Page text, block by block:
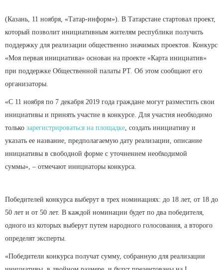
(Казань, 11 ноября, «Татар-информ»). В Татарстане стартовал проект,
который позволит инициативным жителям республики получить
поддержку для реализации общественно значимых проектов. Конкурс
«Моя первая инициатива» основан на проекте «Карта инициатив»
при поддержке Общественной палаты РТ. Об этом сообщают его
организаторы.
«С 11 ноября по 7 декабря 2019 года граждане могут разместить свои
инициативы и принять участие в конкурсе. Для участия необходимо
только зарегистрироваться на площадке, создать инициативу и
указать ее название, предполагаемую дату реализации, описание
инициативы в свободной форме с уточнением необходимой
суммы», – отмечают инициаторы конкурса.
Победителей конкурса выберут в трех номинациях: до 18 лет, от 18 до
50 лет и от 50 лет. В каждой номинации будет по два победителя,
одного из которых выберут путем народного голосования, а второго
определят эксперты.
«Победители конкурса получат сумму, собранную для реализации